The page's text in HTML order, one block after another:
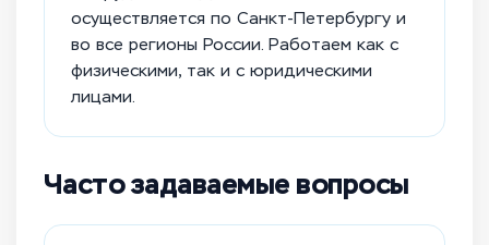
осуществляется по Санкт-Петербургу и
во все регионы России. Работаем как с
физическими, так и с юридическими
лицами.
Часто задаваемые вопросы